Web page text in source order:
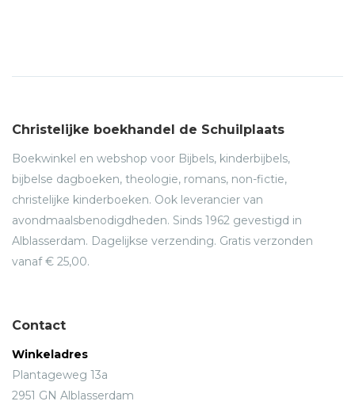
Christelijke boekhandel de Schuilplaats
Boekwinkel en webshop voor Bijbels, kinderbijbels,
bijbelse dagboeken, theologie, romans, non-fictie,
christelijke kinderboeken. Ook leverancier van
avondmaalsbenodigdheden. Sinds 1962 gevestigd in
Alblasserdam. Dagelijkse verzending. Gratis verzonden
vanaf € 25,00.
Contact
Winkeladres
Plantageweg 13a
2951 GN Alblasserdam